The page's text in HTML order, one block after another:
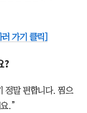
가기 클릭]
?
정말 편합니다. 찜으
.”